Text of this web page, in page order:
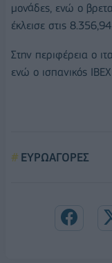
μονάδες, ενώ ο
έκλεισε στις
Στην περιφέρεια ο
ενώ ο ισπανικός
ΕΥΡΩΑΓΟΡΕΣ